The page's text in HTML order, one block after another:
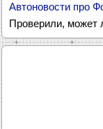
Автоновости про